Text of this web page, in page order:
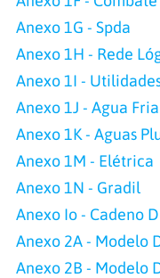
Anexo 1G - Spda
Anexo 1H - Rede
Anexo 1I -
Anexo 1J - Agua Fria
Anexo 1K - Aguas
Anexo 1M - Elétrica
Anexo 1N - Gradil
Anexo Io - Cadeno
Anexo 2A - Modelo
Anexo 2B - Modelo